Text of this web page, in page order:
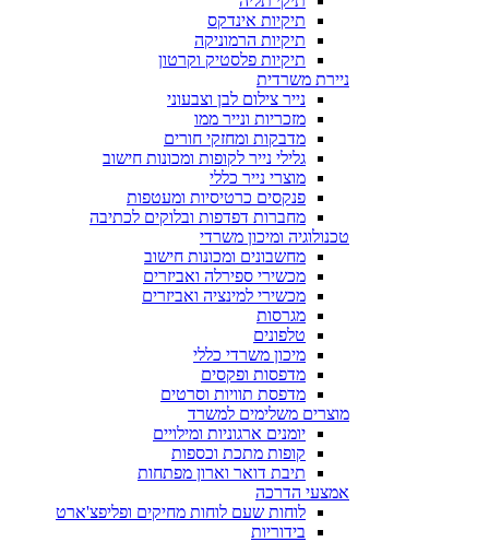
תיקיות אינדקס
תיקיות הרמוניקה
תיקיות פלסטיק וקרטון
ניירת משרדית
נייר צילום לבן וצבעוני
מזכריות ונייר ממו
מדבקות ומחזקי חורים
גלילי נייר לקופות ומכונות חישוב
מוצרי נייר כללי
פנקסים כרטיסיות ומעטפות
מחברות דפדפות ובלוקים לכתיבה
טכנולוגיה ומיכון משרדי
מחשבונים ומכונות חישוב
מכשירי ספירלה ואביזרים
מכשירי למינציה ואביזרים
מגרסות
טלפונים
מיכון משרדי כללי
מדפסות ופקסים
מדפסת תוויות וסרטים
מוצרים משלימים למשרד
יומנים ארגוניות ומילויים
קופות מתכת וכספות
תיבת דואר וארון מפתחות
אמצעי הדרכה
לוחות שעם לוחות מחיקים ופליפצ'ארט
בידוריות